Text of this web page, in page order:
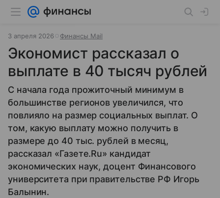
3 апреля 2026 Финансы Mail
Экономист рассказал о
выплате в 40 тысяч рублей
С начала года прожиточный минимум в
большинстве регионов увеличился, что
повлияло на размер социальных выплат. О
том, какую выплату можно получить в
размере до 40 тыс. рублей в месяц,
рассказал «Газете.Ru» кандидат
экономических наук, доцент Финансового
университета при правительстве РФ Игорь
Балынин.